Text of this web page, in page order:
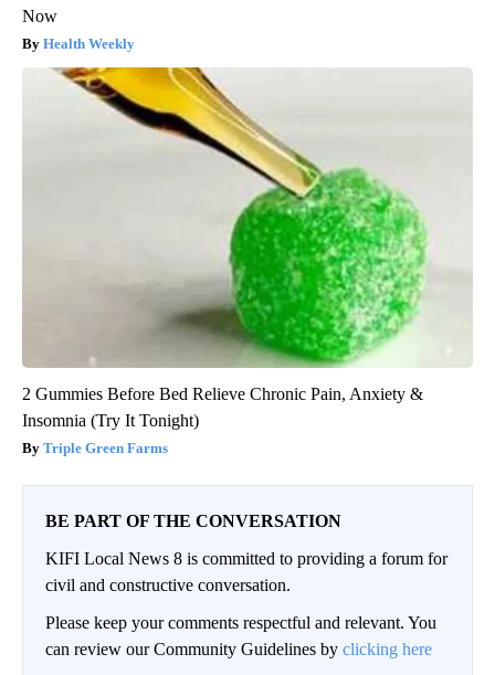
Now
Health Weekly
2 Gummies Before Bed Relieve Chronic Pain, Anxiety &
Insomnia (Try It Tonight)
Triple Green Farms
BE PART OF THE CONVERSATION
KIFI Local News 8 is committed to providing a forum for
civil and constructive conversation.
Please keep your comments respectful and relevant. You
can review our Community Guidelines by clicking here